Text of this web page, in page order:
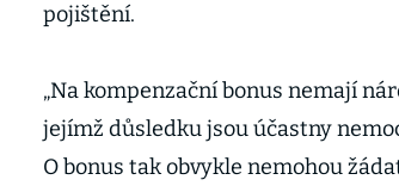
pojištění.
„Na kompenzační bonus nemají
jejímž důsledku jsou účastny
O bonus tak obvykle nemohou